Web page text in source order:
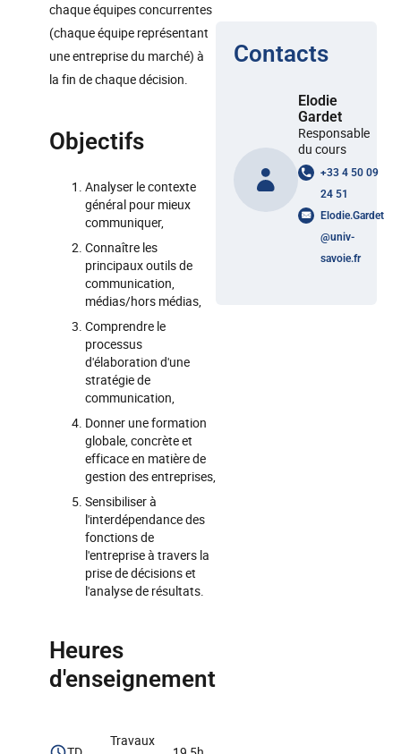
chaque équipes concurrentes
(chaque équipe représentant
une entreprise du marché) à
la fin de chaque décision.
Objectifs
Analyser le contexte
général pour mieux
communiquer,
Connaître les
principaux outils de
communication,
médias/hors médias,
Comprendre le
processus
d'élaboration d'une
stratégie de
communication,
Donner une formation
globale, concrète et
efficace en matière de
gestion des entreprises,
Sensibiliser à
l'interdépendance des
fonctions de
l'entreprise à travers la
prise de décisions et
l'analyse de résultats.
Heures
d'enseignement
Travaux
Contacts
Elodie
Gardet
Responsable
du cours
+33 4 50 09
24 51
Elodie.Gardet
@univ-
savoie.fr